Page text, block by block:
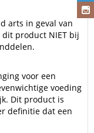
arts in geval van
product NIET bij
voor een
voeding
Dit product is
definitie dat een